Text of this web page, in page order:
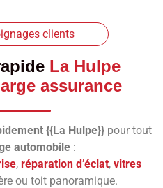
clients
La Hulpe
assurance
{{La Hulpe}}pour tout
automobile :
, réparation d’éclat, vitres
ou toit panoramique.